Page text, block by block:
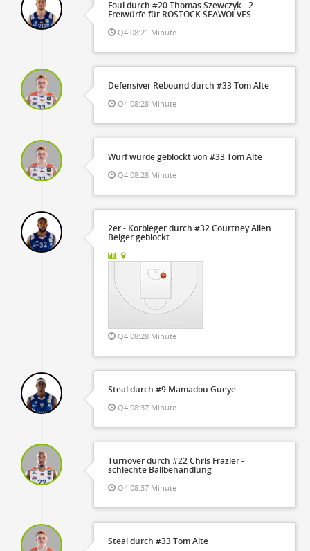
Foul durch #20 Thomas Szewczyk - 2
Freiwürfe für ROSTOCK SEAWOLVES
Q4 08:21 Minute
Defensiver Rebound durch #33 Tom Alte
Q4 08:28 Minute
Wurf wurde geblockt von #33 Tom Alte
Q4 08:28 Minute
2er - Korbleger durch #32 Courtney Allen
Belger geblockt
Q4 08:28 Minute
Steal durch #9 Mamadou Gueye
Q4 08:37 Minute
Turnover durch #22 Chris Frazier -
schlechte Ballbehandlung
Q4 08:37 Minute
Steal durch #33 Tom Alte